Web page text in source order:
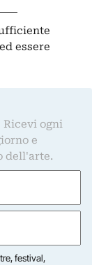
essere
ogni
e
dell'arte.
festival,